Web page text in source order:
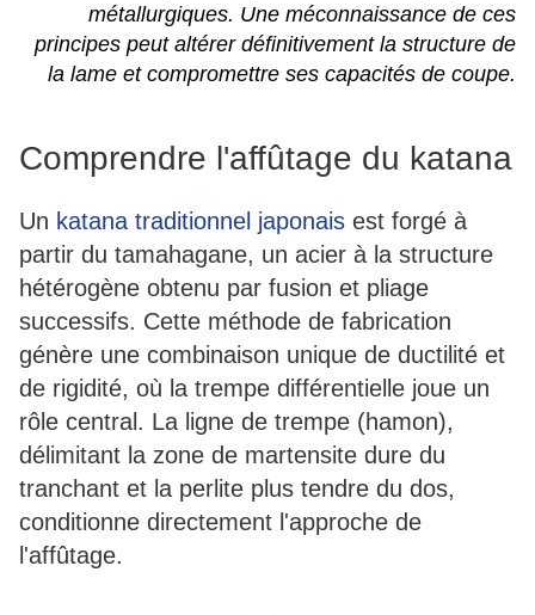
métallurgiques. Une méconnaissance de ces
principes peut altérer définitivement la structure de
la lame et compromettre ses capacités de coupe.
Comprendre l'affûtage du katana
Un katana traditionnel japonais est forgé à
partir du tamahagane, un acier à la structure
hétérogène obtenu par fusion et pliage
successifs. Cette méthode de fabrication
génère une combinaison unique de ductilité et
de rigidité, où la trempe différentielle joue un
rôle central. La ligne de trempe (hamon),
délimitant la zone de martensite dure du
tranchant et la perlite plus tendre du dos,
conditionne directement l'approche de
l'affûtage.